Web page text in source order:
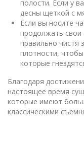
полости. Если у
десны щеткой с
Если вы носите
продолжать свои
правильно чистя
плотности,
которые
Благодаря
настоящее время
которые имеют
классическими